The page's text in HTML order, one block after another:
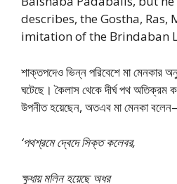
describes, the Gostha,
imitation of the Brindaban
শাক্তপদেও ভিন্ন পরিবেশে মা মেনকার
ঘটেছে। কৈলাস থেকে দীর্ঘ পথ অতিক্রম
উপনীত হয়েছেন, অতএব মা মেনকা
‘পথশ্রমে দ্বেদে সিক্ত কলেবর,
ক্ষুধায় মলিন হয়েছে অধর